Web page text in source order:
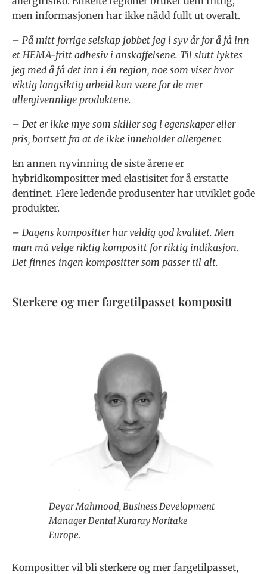
men informasjonen har ikke nådd fullt ut overalt.
– På mitt forrige selskap jobbet jeg i syv år for å få inn
et HEMA-fritt adhesiv i anskaffelsene. Til slutt lyktes
jeg med å få det inn i én region, noe som viser hvor
viktig langsiktig arbeid kan være for de mer
allergivennlige produktene.
– Det er ikke mye som skiller seg i egenskaper eller
pris, bortsett fra at de ikke inneholder allergener.
En annen nyvinning de siste årene er
hybridkompositter med elastisitet for å erstatte
dentinet. Flere ledende produsenter har utviklet gode
produkter.
– Dagens kompositter har veldig god kvalitet. Men
man må velge riktig kompositt for riktig indikasjon.
Det finnes ingen kompositter som passer til alt.
Sterkere og mer fargetilpasset kompositt
Deyar Mahmood, Business Development
Manager Dental Kuraray Noritake
Europe.
Kompositter vil bli sterkere og mer fargetilpasset,